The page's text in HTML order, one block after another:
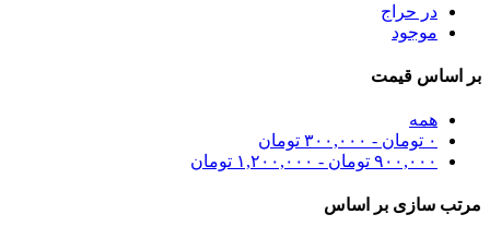
در حراج
موجود
بر اساس قیمت
همه
۰ تومان - ۳۰۰,۰۰۰ تومان
۹۰۰,۰۰۰ تومان - ۱,۲۰۰,۰۰۰ تومان
مرتب سازی بر اساس